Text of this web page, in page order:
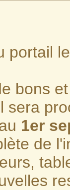
portail
bons
sera
1er
de